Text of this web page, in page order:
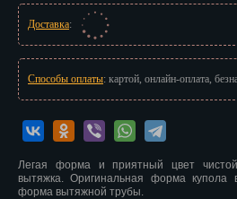
Доставка:
Способы оплаты: картой, онлайн-оплата,
Легая форма и приятный цвет
вытяжка. Оригинальная форма купола
форма вытяжной трубы.